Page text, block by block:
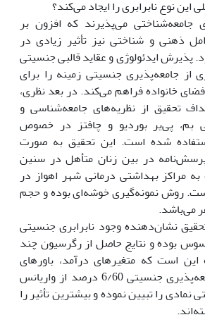
این نوع نابرابری را ایجاد می‌کند؟
جامعه‌شناختی می‌پذیرند که افزون بر
ذهنی و شناختی نیز تأثیر زیادی در
پذیرش ایدئولوژی و عقاید قالبی جنسیتی
از جامعه‌پذیری جنسیتی زمینه را برای
فضای خانواده فراهم می‌کند. در بعد نظری،
تحقیق از نظریه‌های جامعه‌شناسی و
بم، پی‌یر بوردیو و چافتز در خصوص
شده است. این تحقیق به صورت
پرسش‌نامه در بین زنان متأهل در سنین
به مراکز بهداشتی درمانی شهر اهواز در
است. روش نمونه‌گیری خوشه‌ای بوده و حجم
نشان‌دهنده وجود نابرابری جنسیتی
بوده و نتایج حاصل از رگرسیون چند
است که متغیرهای درآمد، باورهای
قالبی جنسیتی و جامعه‌پذیری جنسیتی 6/60 درصد از واریانس
نمادی را تبیین نموده و بیشترین تأثیر را